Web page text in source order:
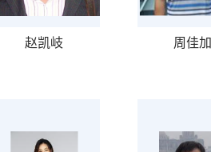
赵凯岐 周佳加